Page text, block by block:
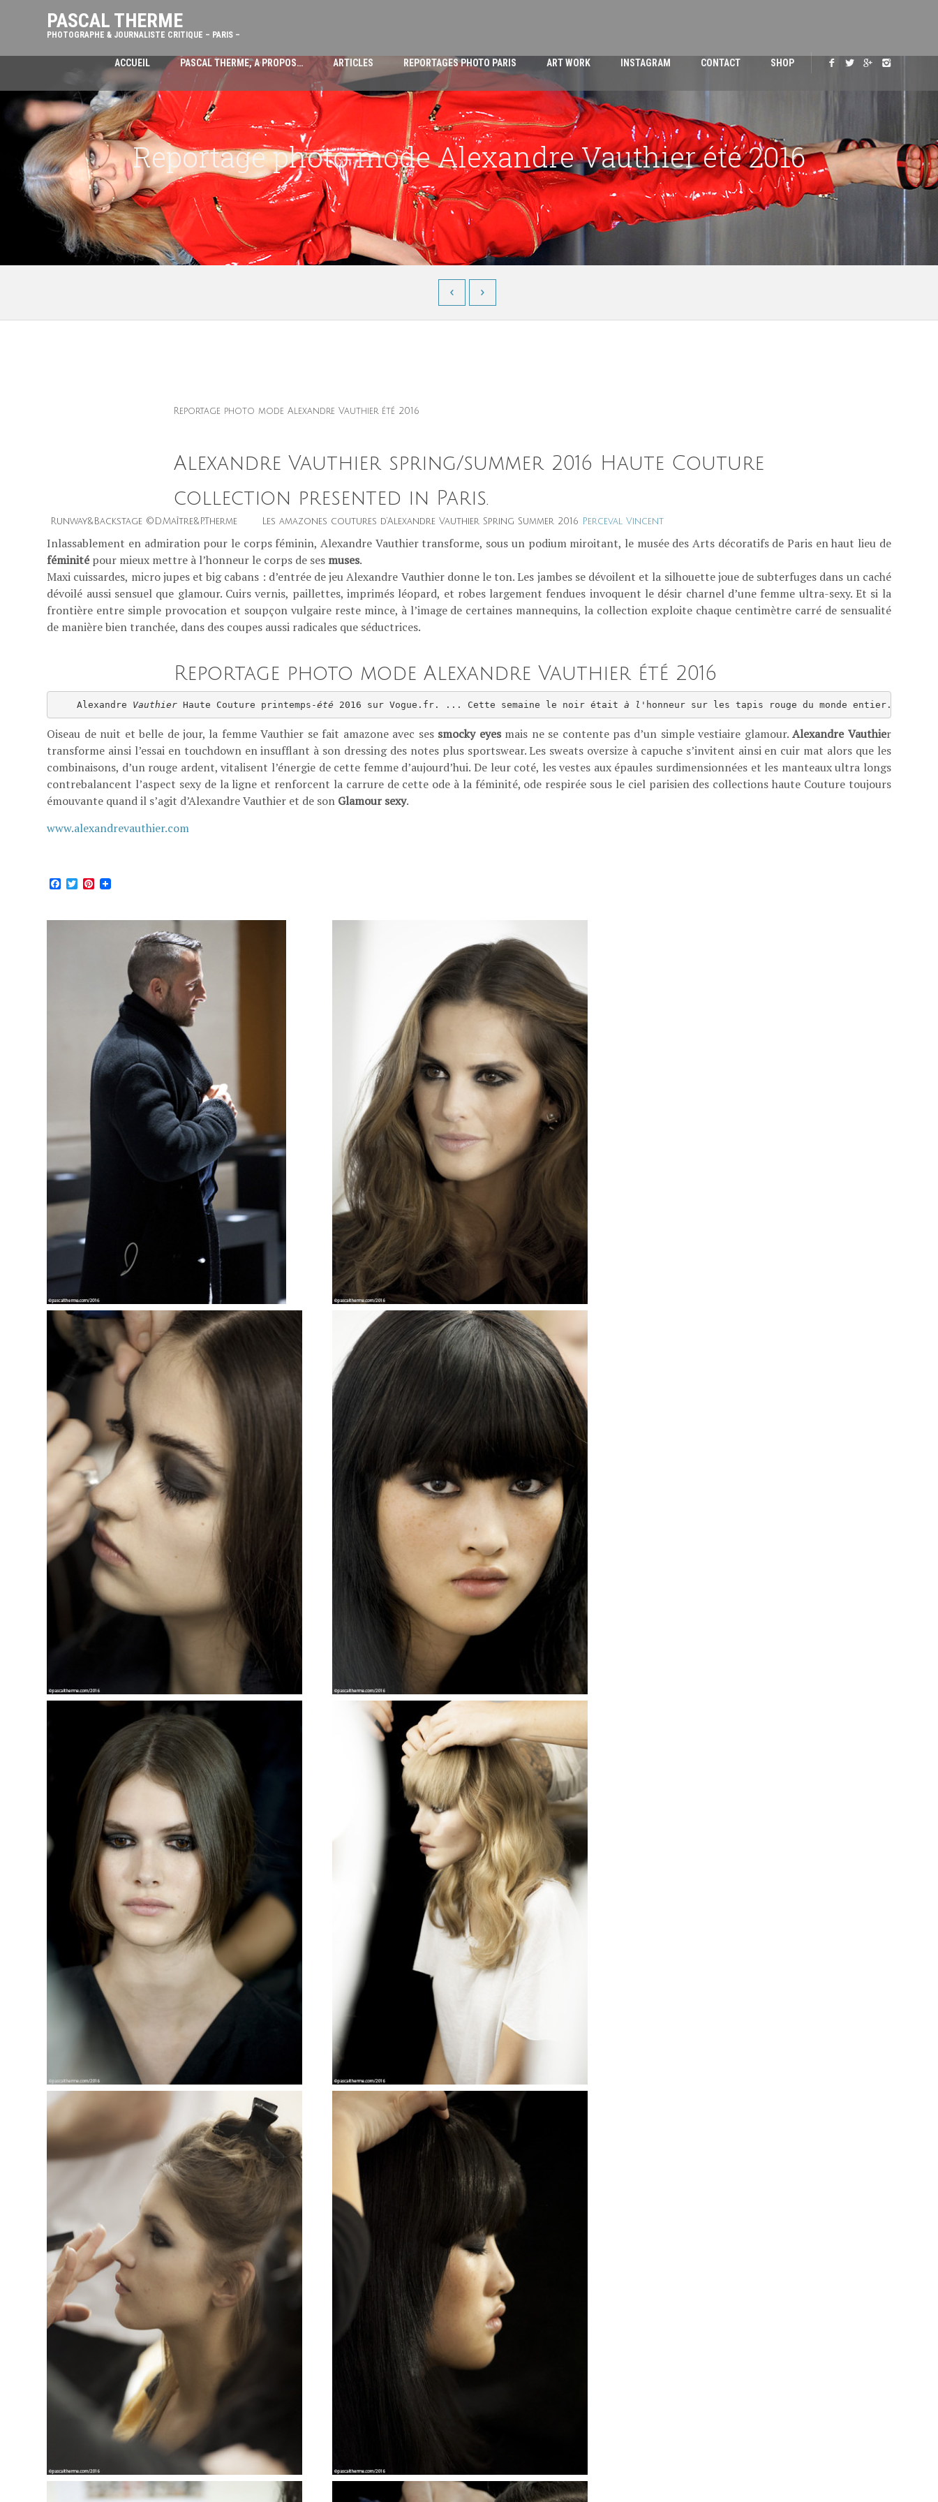
PASCAL THERME
PHOTOGRAPHE & JOURNALISTE CRITIQUE – PARIS –
ACCUEIL PASCAL THERME, A PROPOS… ARTICLES REPORTAGES PHOTO PARIS ART WORK INSTAGRAM CONTACT SHOP
Reportage photo mode Alexandre Vauthier été 2016
Reportage photo mode Alexandre Vauthier été 2016
Alexandre Vauthier spring/summer 2016 Haute Couture
collection presented in Paris.
Runway&Backstage ©D.Maître&P.Therme Les amazones coutures d’Alexandre Vauthier Spring Summer 2016 Perceval Vincent
Inlassablement en admiration pour le corps féminin, Alexandre Vauthier transforme, sous un podium miroitant, le musée des Arts décoratifs de Paris en haut lieu de
féminitépour mieux mettre à l’honneur le corps de ses muses.
Maxi cuissardes, micro jupes et big cabans : d’entrée de jeu Alexandre Vauthier donne le ton. Les jambes se dévoilent et la silhouette joue de subterfuges dans un caché
dévoilé aussi sensuel que glamour. Cuirs vernis, paillettes, imprimés léopard, et robes largement fendues invoquent le désir charnel d’une femme ultra-sexy. Et si la
frontière entre simple provocation et soupçon vulgaire reste mince, à l’image de certaines mannequins, la collection exploite chaque centimètre carré de sensualité
de manière bien tranchée, dans des coupes aussi radicales que séductrices.
Reportage photo mode Alexandre Vauthier été 2016
    Alexandre
Vauthier Haute Couture printemps-été 2016 sur Vogue.fr. ... Cette semaine le noir était à l 'honneur sur les tapis rouge du monde entier.
Oiseau de nuit et belle de jour, la femme Vauthier se fait amazone avec ses smocky eyesmais ne se contente pas d’un simple vestiaire glamour.Alexandre Vauthier
transforme ainsi l’essai en touchdown en insufflant à son dressing des notes plus sportswear. Les sweats oversize à capuche s’invitent ainsi en cuir mat alors que les
combinaisons, d’un rouge ardent, vitalisent l’énergie de cette femme d’aujourd’hui. De leur coté, les vestes aux épaules surdimensionnées et les manteaux ultra longs
contrebalancent l’aspect sexy de la ligne et renforcent la carrure de cette ode à la féminité, ode respirée sous le ciel parisien des collections haute Couture toujours
émouvante quand il s’agit d’Alexandre Vauthier et de son Glamour sexy.
www.alexandrevauthier.com
Facebook
TwitterPinterest